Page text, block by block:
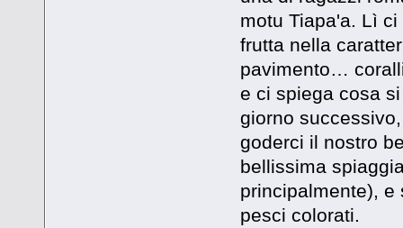
motu Tiapa'a. Lì
frutta nella
pavimento…
e ci spiega cosa
giorno
goderci il nostro
bellissima
principalmente), e
pesci colorati.